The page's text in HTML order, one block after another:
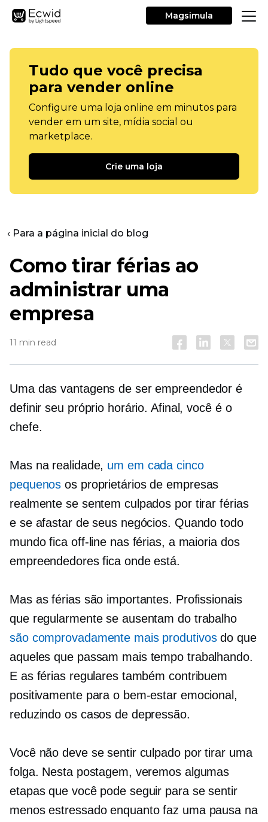
Magsimula
Tudo que você precisa
para vender online
Configure uma loja online em minutos para
vender em um site, mídia social ou
marketplace.
Crie uma loja
‹ Para a página inicial do blog
Como tirar férias ao
administrar uma
empresa
11 min read
Uma das vantagens de ser empreendedor é
definir seu próprio horário. Afinal, você é o
chefe.
Mas na realidade, um em cada cinco
pequenos os proprietários de empresas
realmente se sentem culpados por tirar férias
e se afastar de seus negócios. Quando todo
mundo fica off-line nas férias, a maioria dos
empreendedores fica onde está.
Mas as férias são importantes. Profissionais
que regularmente se ausentam do trabalho
são comprovadamente mais produtivosdo que
aqueles que passam mais tempo trabalhando.
E as férias regulares também contribuem
positivamente para o bem-estar emocional,
reduzindo os casos de depressão.
Você não deve se sentir culpado por tirar uma
folga. Nesta postagem, veremos algumas
etapas que você pode seguir para se sentir
menos estressado enquanto faz uma pausa na